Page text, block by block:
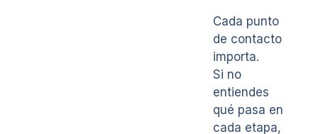
Cada punto
de contacto
importa.
Si no
entiendes
qué pasa en
cada etapa,